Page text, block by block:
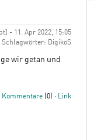
- 11. Apr 2022, 15:05
Schlagwörter: DigikoS
wir getan und
Kommentare (0) · Link